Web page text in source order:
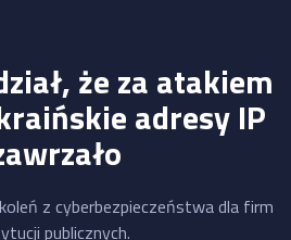
że za atakiem
adresy IP
z cyberbezpieczeństwa dla firm
publicznych.